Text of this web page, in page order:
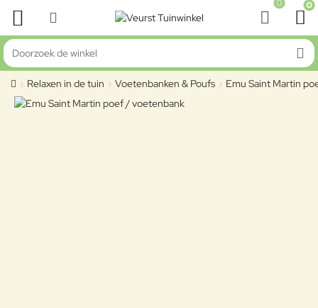
0 0
Doorzoek de winkel
home
Relaxen in de tuin Voetenbanken & Poufs Emu Saint Martin